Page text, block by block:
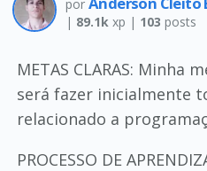
por
| 89.1kxp | 103 posts
METAS CLARAS: Minha
será fazer inicialmente
relacionado a
PROCESSO DE